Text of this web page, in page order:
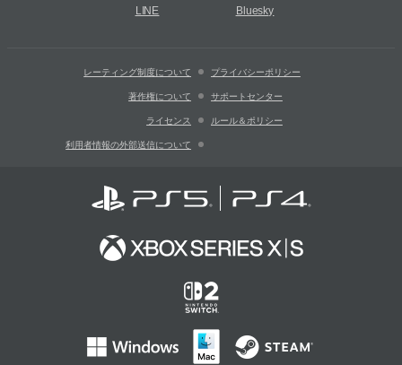
LINE Bluesky
レーティング制度について プライバシーポリシー
著作権について サポートセンター
ライセンス ルール＆ポリシー
利用者情報の外部送信について